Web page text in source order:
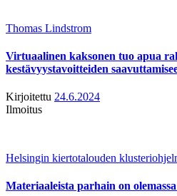
Thomas Lindstrom
Virtuaalinen kaksonen tuo apua
kestävyystavoitteiden
Kirjoitettu 24.6.2024
Ilmoitus
Helsingin kiertotalouden
Materiaaleista parhain on